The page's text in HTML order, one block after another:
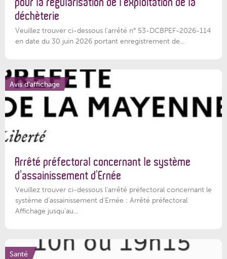
déchèterie
Veuillez trouver ci-dessous l'arrêté n° 53-DCBPEF-2026-114
en date du 30 juin 2026 portant enregistrement de...
Avis d'affichage
Arrêté préfectoral concernant le système
d’assainissement d’Ernée
Veuillez trouver ci-dessous l’arrêté préfectoral concernant le
système d'assainissement d'Ernée : Arrêté préfectoral
Affichage jusqu'au...
Santé